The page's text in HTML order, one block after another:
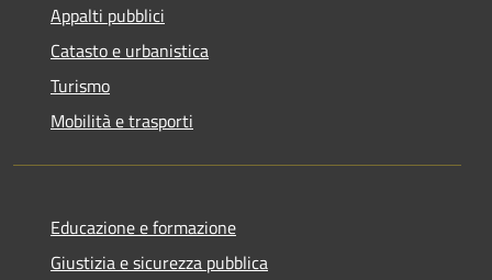
Appalti pubblici
Catasto e urbanistica
Turismo
Mobilità e trasporti
Educazione e formazione
Giustizia e sicurezza pubblica